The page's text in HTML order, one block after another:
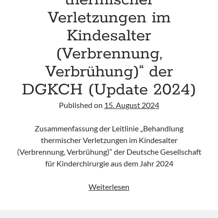
Verletzungen im
Kindesalter
(Verbrennung,
Verbrühung)“ der
DGKCH (Update 2024)
Published on 15. August 2024
Zusammenfassung der Leitlinie „Behandlung
thermischer Verletzungen im Kindesalter
(Verbrennung, Verbrühung)“ der Deutsche Gesellschaft
für Kinderchirurgie aus dem Jahr 2024
Weiterlesen